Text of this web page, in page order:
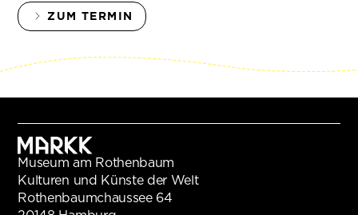
ZUM TERMIN
Museum am Rothenbaum
Kulturen und Künste der Welt
Rothenbaumchaussee 64